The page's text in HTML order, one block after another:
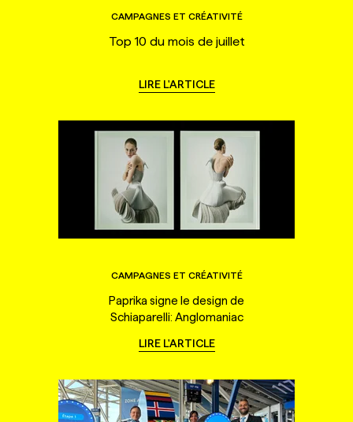
CAMPAGNES ET CRÉATIVITÉ
Top 10 du mois de juillet
LIRE L'ARTICLE
CAMPAGNES ET CRÉATIVITÉ
Paprika signe le design de
Schiaparelli: Anglomaniac
LIRE L'ARTICLE